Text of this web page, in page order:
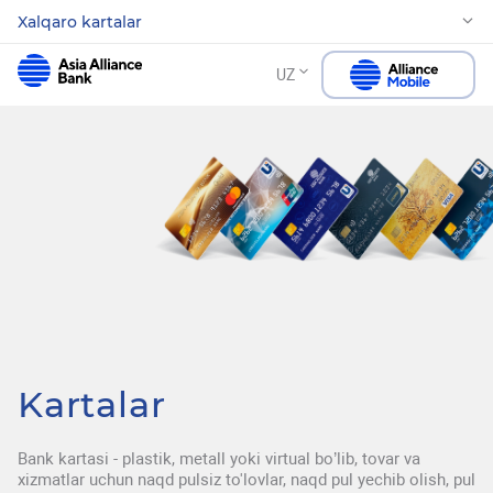
Xalqaro kartalar
UZ
Kartalar
Bank kartasi - plastik, metall yoki virtual bo’lib, tovar va
xizmatlar uchun naqd pulsiz to'lovlar, naqd pul yechib olish, pul